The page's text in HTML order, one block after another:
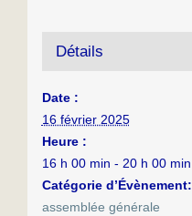
Détails
Date :
16 février 2025
Heure :
16 h 00 min - 20 h 00 min
Catégorie d’Évènement:
assemblée générale